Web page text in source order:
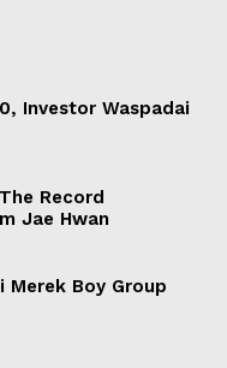
Investor Waspadai
Record
Jae Hwan
Merek Boy Group